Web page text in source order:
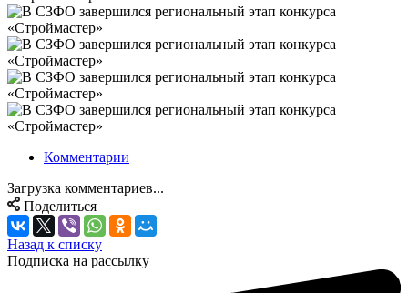
Комментарии
Загрузка комментариев...
Поделиться
Назад к списку
Подписка на рассылку